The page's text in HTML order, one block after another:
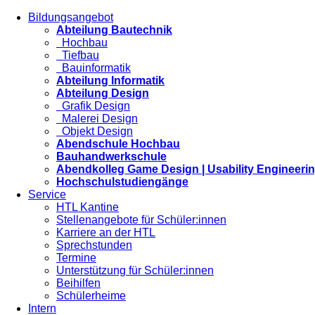
Bildungsangebot
Abteilung Bautechnik
Hochbau
Tiefbau
Bauinformatik
Abteilung Informatik
Abteilung Design
Grafik Design
Malerei Design
Objekt Design
Abendschule Hochbau
Bauhandwerkschule
Abendkolleg Game Design | Usability
Hochschulstudiengänge
Service
HTL Kantine
Stellenangebote für Schüler:innen
Karriere an der HTL
Sprechstunden
Termine
Unterstützung für Schüler:innen
Beihilfen
Schülerheime
Intern